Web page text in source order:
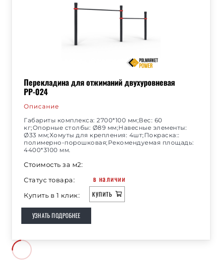
Перекладина для отжиманий двухуровневая
РР-024
Описание
Габариты комплекса: 2700*100 мм;Вес: 60
кг;Опорные столбы: Ø89 мм;Навесные элементы:
Ø33 мм;Хомуты для крепления: 4шт;Покраска::
полимерно-порошковая;Рекомендуемая площадь:
4400*3100 мм.
Стоимость за м2:
Статус товара:
в наличии
Купить в 1 клик: КУПИТЬ
УЗНАТЬ ПОДРОБНЕЕ